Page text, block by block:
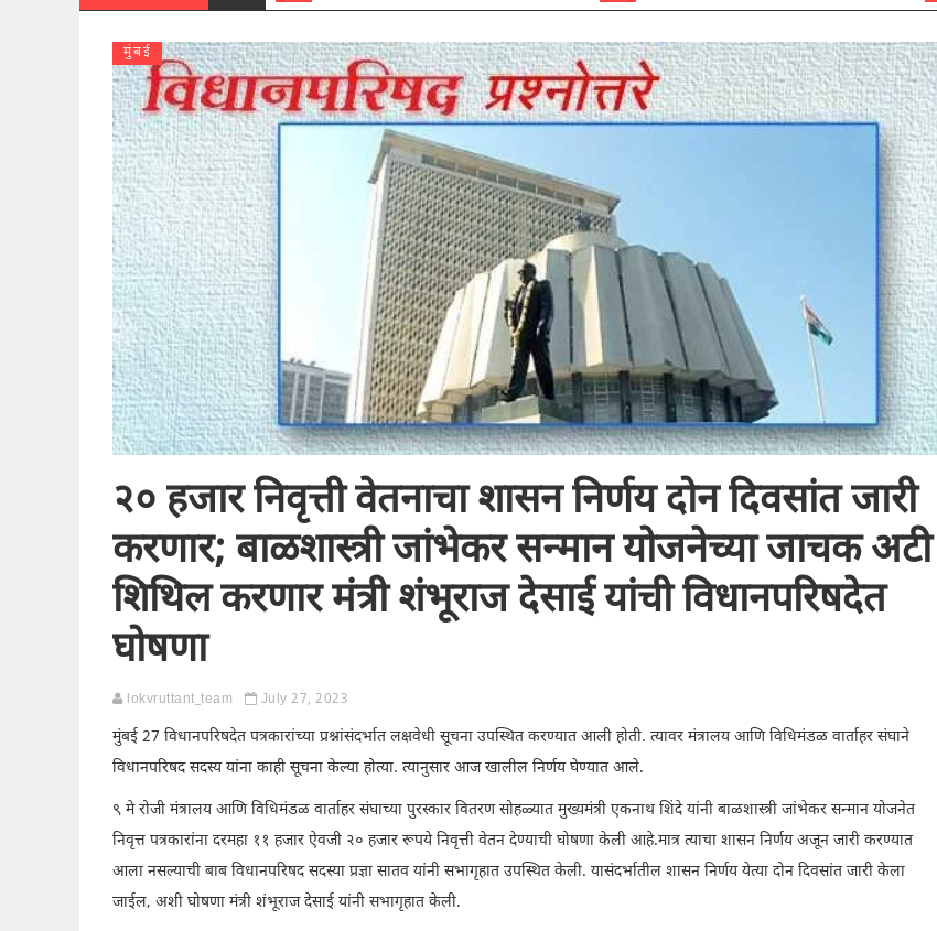
मुंबई
२० हजार निवृत्ती वेतनाचा शासन निर्णय दोन दिवसांत जारी
करणार; बाळशास्त्री जांभेकर सन्मान योजनेच्या जाचक अटी
शिथिल करणार मंत्री शंभूराज देसाई यांची विधानपरिषदेत
घोषणा
lokvruttant_team July 27, 2023
मुंबई 27 विधानपरिषदेत पत्रकारांच्या प्रश्नांसंदर्भात लक्षवेधी सूचना उपस्थित करण्यात आली होती. त्यावर मंत्रालय आणि विधिमंडळ वार्ताहर संघाने
विधानपरिषद सदस्य यांना काही सूचना केल्या होत्या. त्यानुसार आज खालील निर्णय घेण्यात आले.
९ मे रोजी मंत्रालय आणि विधिमंडळ वार्ताहर संघाच्या पुरस्कार वितरण सोहळ्यात मुख्यमंत्री एकनाथ शिंदे यांनी बाळशास्त्री जांभेकर सन्मान योजनेत
निवृत्त पत्रकारांना दरमहा ११ हजार ऐवजी २० हजार रूपये निवृत्ती वेतन देण्याची घोषणा केली आहे.मात्र त्याचा शासन निर्णय अजून जारी करण्यात
आला नसल्याची बाब विधानपरिषद सदस्या प्रज्ञा सातव यांनी सभागृहात उपस्थित केली. यासंदर्भातील शासन निर्णय येत्या दोन दिवसांत जारी केला
जाईल, अशी घोषणा मंत्री शंभूराज देसाई यांनी सभागृहात केली.